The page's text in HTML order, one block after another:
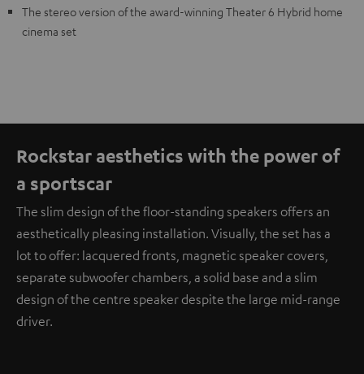
The stereo version of the award-winning Theater 6 Hybrid home
cinema set
Rockstar aesthetics with the power of
a sportscar
The slim design of the floor-standing speakers offers an
aesthetically pleasing installation. Visually, the set has a
lot to offer: lacquered fronts, magnetic speaker covers,
separate subwoofer chambers, a solid base and a slim
design of the centre speaker despite the large mid-range
driver.